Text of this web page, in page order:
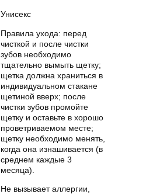
Унисекс
Правила ухода: перед
чисткой и после чистки
зубов необходимо
тщательно вымыть щетку;
щетка должна храниться в
индивидуальном стакане
щетиной вверх; после
чистки зубов промойте
щетку и оставьте в хорошо
проветриваемом месте;
щетку необходимо менять,
когда она изнашивается (в
среднем каждые 3
месяца).
Не вызывает аллергии,